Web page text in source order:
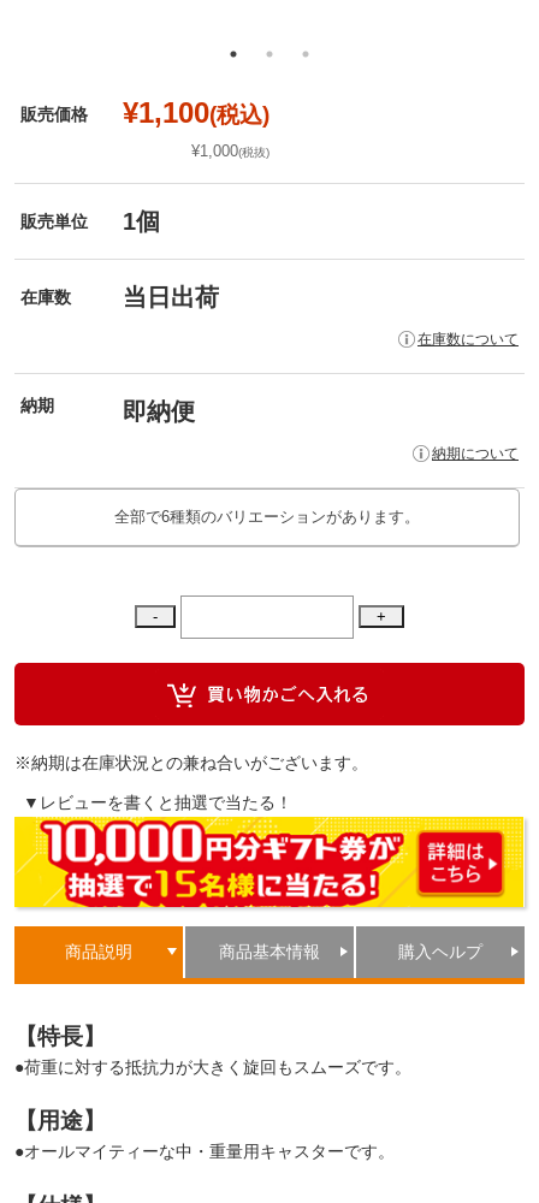
販売価格 ¥1,100(税込)
¥1,000(税抜)
販売単位 1個
在庫数 当日出荷
在庫数について
納期 即納便
納期について
全部で6種類のバリエーションがあります。
※納期は在庫状況との兼ね合いがございます。
▼レビューを書くと抽選で当たる！
商品説明 商品基本情報 購入ヘルプ
【特長】
●荷重に対する抵抗力が大きく旋回もスムーズです。
【用途】
●オールマイティーな中・重量用キャスターです。